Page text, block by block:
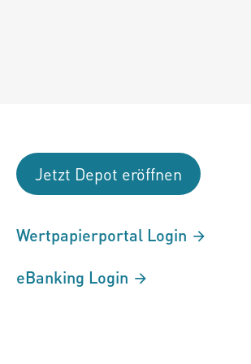
Jetzt Depot eröffnen
Wertpapierportal Login
eBanking Login